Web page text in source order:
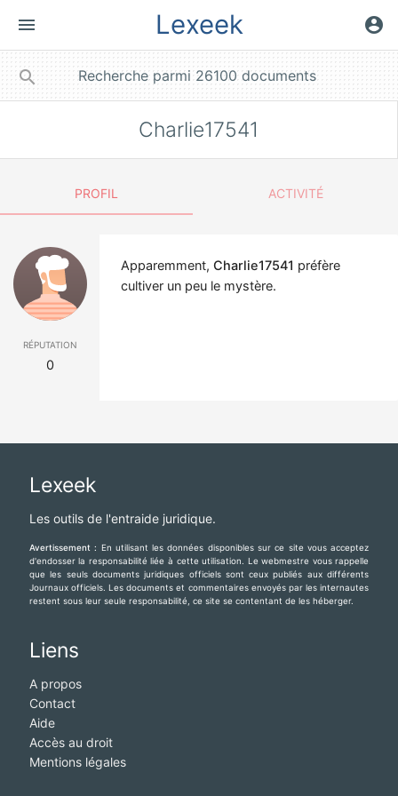
menu Lexeek account_circle
search
Charlie17541
PROFIL ACTIVITÉ
réputation
0
Apparemment, Charlie17541 préfère
cultiver un peu le mystère.
Lexeek
Les outils de l'entraide juridique.
Avertissement : En utilisant les données disponibles sur ce site vous acceptez
d'endosser la responsabilité liée à cette utilisation. Le webmestre vous rappelle
que les seuls documents juridiques officiels sont ceux publiés aux différents
Journaux officiels. Les documents et commentaires envoyés par les internautes
restent sous leur seule responsabilité, ce site se contentant de les héberger.
Liens
A propos
Contact
Aide
Accès au droit
Mentions légales